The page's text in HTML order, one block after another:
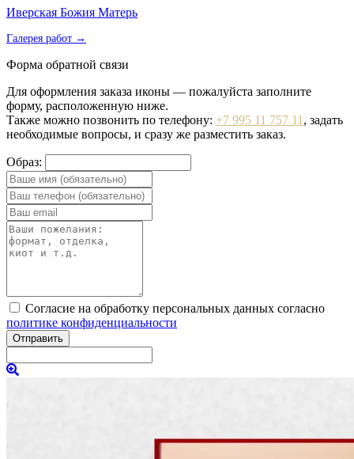
Иверская Божия Матерь
Галерея работ →
Форма обратной связи
Для оформления заказа иконы — пожалуйста заполните
форму, расположенную ниже.
Также можно позвонить по телефону: +7 995 11 757 11 , задать
необходимые вопросы, и сразу же разместить заказ.
Образ:
Согласие на обработку персональных данных согласно
политике конфиденциальности
Отправить